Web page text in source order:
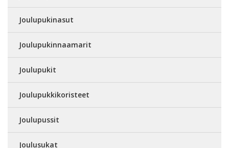
Joulupukinasut
Joulupukinnaamarit
Joulupukit
Joulupukkikoristeet
Joulupussit
Joulusukat